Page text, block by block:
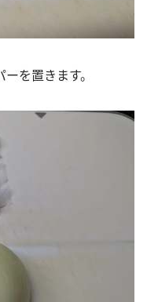
を置きます。